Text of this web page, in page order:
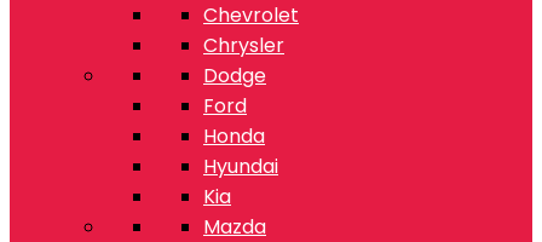
Chevrolet
Chrysler
Dodge
Ford
Honda
Hyundai
Kia
Mazda